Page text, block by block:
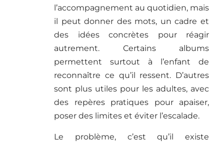
l’accompagnement au quotidien, mais
il peut donner des mots, un cadre et
des idées concrètes pour réagir
autrement. Certains albums
permettent surtout à l’enfant de
reconnaître ce qu’il ressent. D’autres
sont plus utiles pour les adultes, avec
des repères pratiques pour apaiser,
poser des limites et éviter l’escalade.
Le problème, c’est qu’il existe